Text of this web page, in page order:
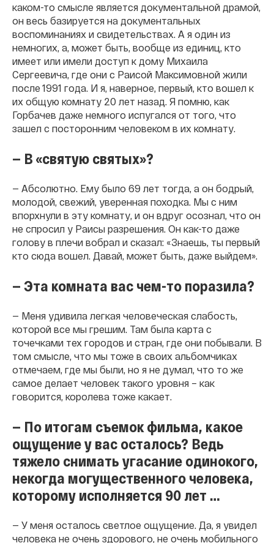
каком-то смысле является документальной драмой,
он весь базируется на документальных
воспоминаниях и свидетельствах. А я один из
немногих, а, может быть, вообще из единиц, кто
имеет или имели доступ к дому Михаила
Сергеевича, где они с Раисой Максимовной жили
после 1991 года. И я, наверное, первый, кто вошел к
их общую комнату 20 лет назад. Я помню, как
Горбачев даже немного испугался от того, что
зашел с посторонним человеком в их комнату.
— В «святую святых»?
— Абсолютно. Ему было 69 лет тогда, а он бодрый,
молодой, свежий, уверенная походка. Мы с ним
впорхнули в эту комнату, и он вдруг осознал, что он
не спросил у Раисы разрешения. Он как-то даже
голову в плечи вобрал и сказал: «Знаешь, ты первый
кто сюда вошел. Давай, может быть, даже выйдем».
— Эта комната вас чем-то поразила?
— Меня удивила легкая человеческая слабость,
которой все мы грешим. Там была карта с
точечками тех городов и стран, где они побывали. В
том смысле, что мы тоже в своих альбомчиках
отмечаем, где мы были, но я не думал, что то же
самое делает человек такого уровня – как
говорится, королева тоже какает.
— По итогам съемок фильма, какое
ощущение у вас осталось? Ведь
тяжело снимать угасание одинокого,
некогда могущественного человека,
которому исполняется 90 лет …
— У меня осталось светлое ощущение. Да, я увидел
человека не очень здорового, не очень мобильного